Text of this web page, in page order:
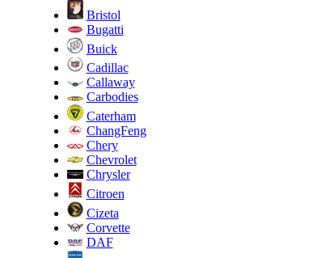
Bristol
Bugatti
Buick
Cadillac
Callaway
Carbodies
Caterham
ChangFeng
Chery
Chevrolet
Chrysler
Citroen
Cizeta
Corvette
DAF